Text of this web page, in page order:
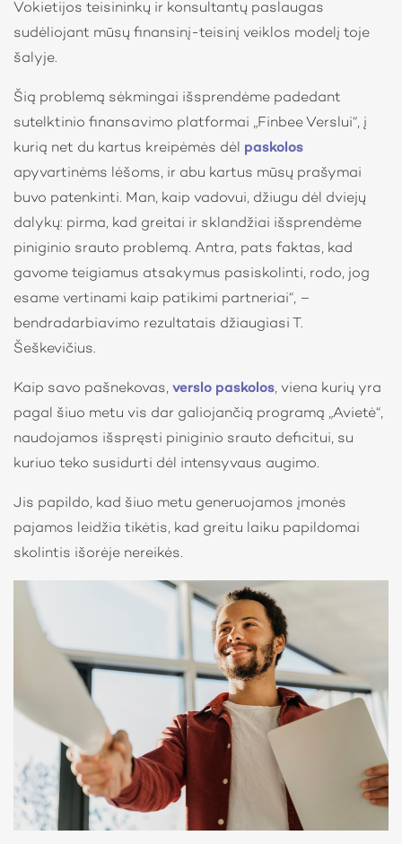
Vokietijos teisininkų ir konsultantų paslaugas
sudėliojant mūsų finansinį-teisinį veiklos modelį toje
šalyje.
Šią problemą sėkmingai išsprendėme padedant
sutelktinio finansavimo platformai „Finbee Verslui“, į
kurią net du kartus kreipėmės dėl paskolos
apyvartinėms lėšoms, ir abu kartus mūsų prašymai
buvo patenkinti. Man, kaip vadovui, džiugu dėl dviejų
dalykų: pirma, kad greitai ir sklandžiai išsprendėme
piniginio srauto problemą. Antra, pats faktas, kad
gavome teigiamus atsakymus pasiskolinti, rodo, jog
esame vertinami kaip patikimi partneriai“, –
bendradarbiavimo rezultatais džiaugiasi T.
Šeškevičius.
Kaip savo pašnekovas, verslo paskolos, viena kurių yra
pagal šiuo metu vis dar galiojančią programą „Avietė“,
naudojamos išspręsti piniginio srauto deficitui, su
kuriuo teko susidurti dėl intensyvaus augimo.
Jis papildo, kad šiuo metu generuojamos įmonės
pajamos leidžia tikėtis, kad greitu laiku papildomai
skolintis išorėje nereikės.